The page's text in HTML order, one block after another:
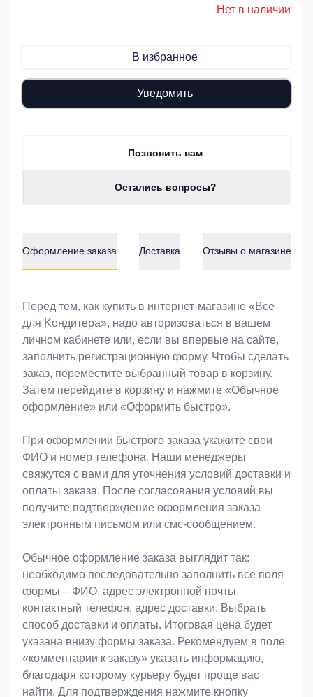
Нет в наличии
В избранное
Уведомить
Позвонить нам
Остались вопросы?
Оформление заказа Доставка Отзывы о магазине
Оформление заказа
Перед тем, как купить в интернет-магазине «Bce
для Koндитeрa», надо авторизоваться в вашем
личном кабинете или, если вы впервые на сайте,
заполнить регистрационную форму. Чтобы сделать
заказ, переместите выбранный товар в корзину.
Затем перейдите в корзину и нажмите «Обычное
оформление» или «Оформить быстро».
При оформлении быстрого заказа укажите свои
ФИО и номер телефона. Наши менеджеры
свяжутся с вами для уточнения условий доставки и
оплаты заказа. После согласования условий вы
получите подтверждение оформления заказа
электронным письмом или смс-сообщением.
Обычное оформление заказа выглядит так:
необходимо последовательно заполнить все поля
формы – ФИО, адрес электронной почты,
контактный телефон, адрес доставки. Выбрать
способ доставки и оплаты. Итоговая цена будет
указана внизу формы заказа. Рекомендуем в поле
«комментарии к заказу» указать информацию,
благодаря которому курьеру будет проще вас
найти. Для подтверждения нажмите кнопку